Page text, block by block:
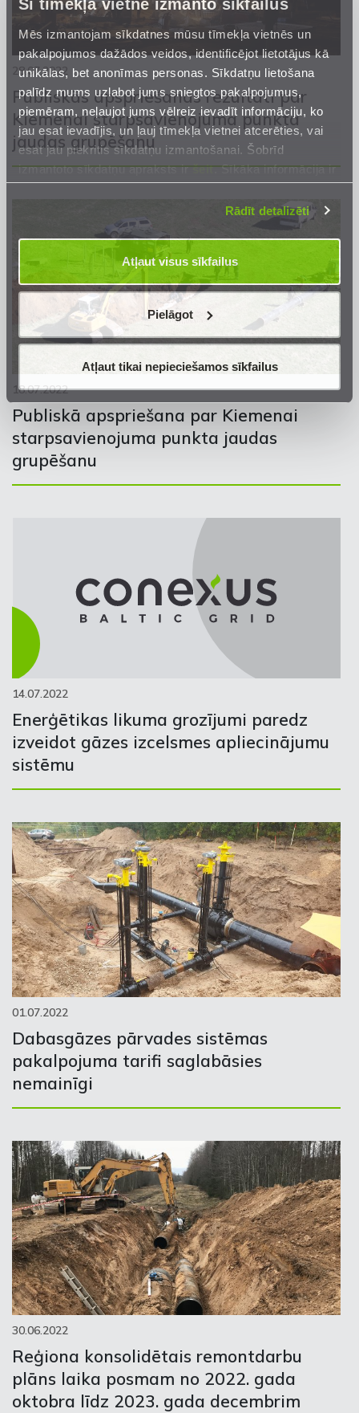
Mēs izmantojam sīkdatnes mūsu tīmekļa vietnēs un
pakalpojumos dažādos veidos, identificējot lietotājus kā
unikālas, bet anonīmas personas. Sīkdatņu lietošana
palīdz mums uzlabot jums sniegtos pakalpojumus,
piemēram, neļaujot jums vēlreiz ievadīt informāciju, ko
jau esat ievadījis, un ļauj tīmekļa vietnei atcerēties, vai
esat jau piekritis sīkdatņu izmantošanai. Šobrīd
izmantoto sīkdatņu apraksts iršeit. Sīkāka informācija ir
mūsuPrivātuma atrunā.
Rādīt detalizēti
Atļaut visus sīkfailus
Pielāgot
Atļaut tikai nepieciešamos sīkfailus
28.07.2022
Publiskās apspriešanas rezultāti par
Kiemenai starpsavienojuma punkta
jaudas grupēšanu
18.07.2022
Publiskā apspriešana par Kiemenai
starpsavienojuma punkta jaudas
grupēšanu
14.07.2022
Enerģētikas likuma grozījumi paredz
izveidot gāzes izcelsmes apliecinājumu
sistēmu
01.07.2022
Dabasgāzes pārvades sistēmas
pakalpojuma tarifi saglabāsies
nemainīgi
30.06.2022
Reģiona konsolidētais remontdarbu
plāns laika posmam no 2022. gada
oktobra līdz 2023. gada decembrim